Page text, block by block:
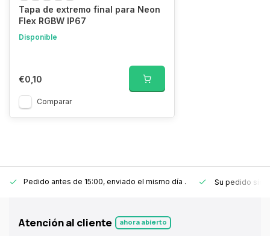
Tapa de extremo final para Neon
Flex RGBW IP67
Disponible
€0,10
Comparar
Pedido antes de 15:00, enviado el mismo día . Su pedido
Atención al cliente ahora abierto